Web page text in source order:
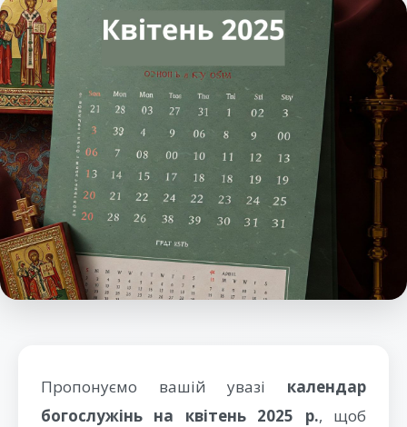
Пропонуємо вашій увазі календар
богослужінь на квітень 2025 р., щоб